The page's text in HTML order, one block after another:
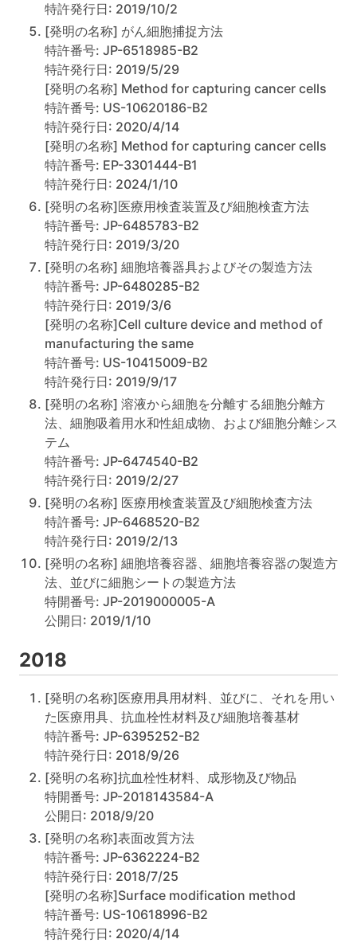
特許発行日: 2019/10/2
[発明の名称] がん細胞捕捉方法
特許番号: JP-6518985-B2
特許発行日: 2019/5/29
[発明の名称] Method for capturing cancer cells
特許番号: US-10620186-B2
特許発行日: 2020/4/14
[発明の名称] Method for capturing cancer cells
特許番号: EP-3301444-B1
特許発行日: 2024/1/10
[発明の名称]医療用検査装置及び細胞検査方法
特許番号: JP-6485783-B2
特許発行日: 2019/3/20
[発明の名称] 細胞培養器具およびその製造方法
特許番号: JP-6480285-B2
特許発行日: 2019/3/6
[発明の名称]Cell culture device and method of
manufacturing the same
特許番号: US-10415009-B2
特許発行日: 2019/9/17
[発明の名称] 溶液から細胞を分離する細胞分離方
法、細胞吸着用水和性組成物、および細胞分離シス
テム
特許番号: JP-6474540-B2
特許発行日: 2019/2/27
[発明の名称] 医療用検査装置及び細胞検査方法
特許番号: JP-6468520-B2
特許発行日: 2019/2/13
[発明の名称] 細胞培養容器、細胞培養容器の製造方
法、並びに細胞シートの製造方法
特開番号: JP-2019000005-A
公開日: 2019/1/10
2018
[発明の名称]医療用具用材料、並びに、それを用い
た医療用具、抗血栓性材料及び細胞培養基材
特許番号: JP-6395252-B2
特許発行日: 2018/9/26
[発明の名称]抗血栓性材料、成形物及び物品
特開番号: JP-2018143584-A
公開日: 2018/9/20
[発明の名称]表面改質方法
特許番号: JP-6362224-B2
特許発行日: 2018/7/25
[発明の名称]Surface modification method
特許番号: US-10618996-B2
特許発行日: 2020/4/14